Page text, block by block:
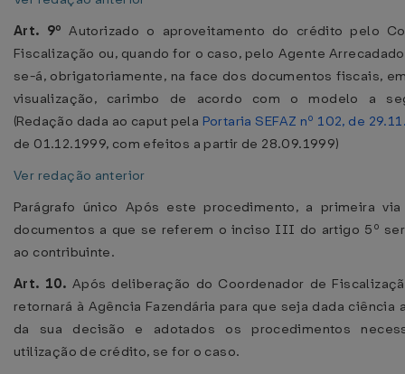
Art. 9º Autorizado o aproveitamento do crédito pelo
Fiscalização ou, quando for o caso, pelo Agente
se-á, obrigatoriamente, na face dos documentos fiscais,
visualização, carimbo de acordo com o modelo a
(Redação dada ao caput pela Portaria SEFAZ nº 102, de
de 01.12.1999, com efeitos a partir de 28.09.1999)
Ver redação anterior
Parágrafo único Após este procedimento, a primeira
documentos a que se referem o inciso III do artigo 5º
ao contribuinte.
Art. 10. Após deliberação do Coordenador de
retornará à Agência Fazendária para que seja dada ciência
da sua decisão e adotados os procedimentos
utilização de crédito, se for o caso.